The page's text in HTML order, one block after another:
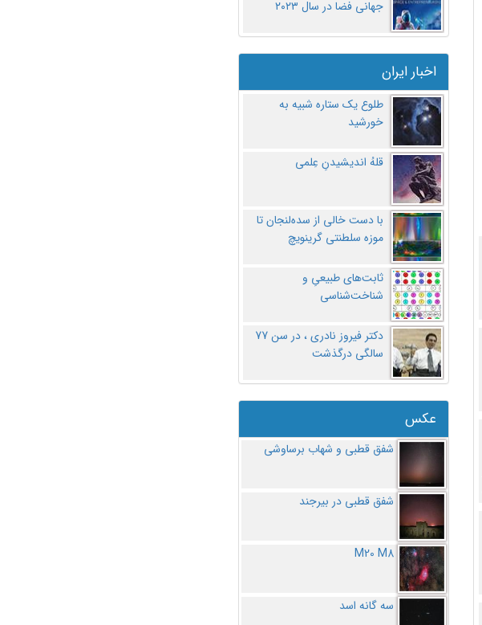
جهانی فضا در سال ۲۰۲۳
اخبار ایران
طلوع یک ستاره شبیه به
خورشید
قلهُ اندیشیدنِ عِلمی
با دست خالی از سده‌لنجان تا
موزه سلطنتی گرینویچ
ثابت‌های طبیعیِ و
شناخت‌شناسی
دکتر فیروز نادری ، در سن 77
سالگی درگذشت
عکس
شفق قطبی و شهاب برساوشی
شفق قطبی در بیرجند
M20 M8
سه گانه اسد